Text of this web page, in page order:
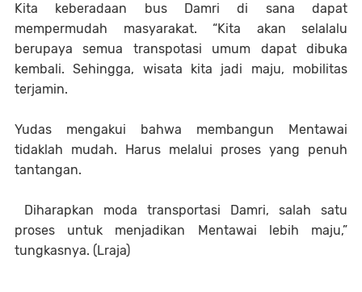
Kita keberadaan bus Damri di sana dapat
mempermudah masyarakat. “Kita akan selalalu
berupaya semua transpotasi umum dapat dibuka
kembali. Sehingga, wisata kita jadi maju, mobilitas
terjamin.
Yudas mengakui bahwa membangun Mentawai
tidaklah mudah. Harus melalui proses yang penuh
tantangan.
Diharapkan moda transportasi Damri, salah satu
proses untuk menjadikan Mentawai lebih maju,”
tungkasnya. (Lraja)